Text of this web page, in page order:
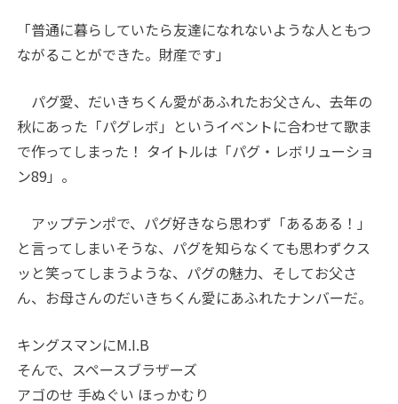
「普通に暮らしていたら友達になれないような人ともつ
ながることができた。財産です」
パグ愛、だいきちくん愛があふれたお父さん、去年の
秋にあった「パグレボ」というイベントに合わせて歌ま
で作ってしまった！ タイトルは「パグ・レボリューショ
ン89」。
アップテンポで、パグ好きなら思わず「あるある！」
と言ってしまいそうな、パグを知らなくても思わずクス
ッと笑ってしまうような、パグの魅力、そしてお父さ
ん、お母さんのだいきちくん愛にあふれたナンバーだ。
キングスマンにM.I.B
そんで、スペースブラザーズ
アゴのせ 手ぬぐい ほっかむり